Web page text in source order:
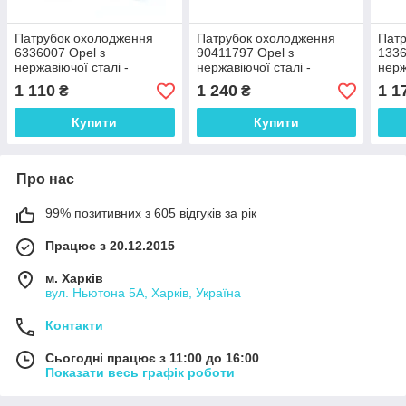
Патрубок охолодження
6336007 Opel з
нержавіючої сталі -
1 110 ₴
Купити
Патрубок охолодження
90411797 Opel з
нержавіючої сталі -
1 240₴
Купити
1
Про нас
99% позитивних з 605 відгуків за рік
Працює з 20.12.2015
м. Харків
вул. Ньютона 5А, Харків, Україна
Контакти
Сьогодні працює з 11:00 до 16:00
Показати весь графік роботи